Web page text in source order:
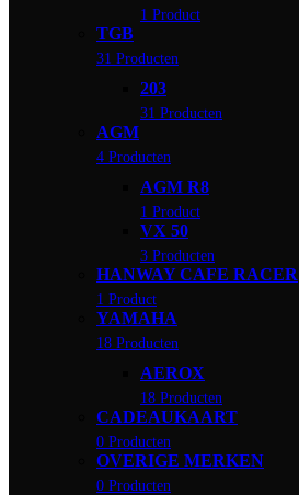
1 Product
TGB
31 Producten
203
31 Producten
AGM
4 Producten
AGM R8
1 Product
VX 50
3 Producten
HANWAY CAFE RACER
1 Product
YAMAHA
18 Producten
AEROX
18 Producten
CADEAUKAART
0 Producten
OVERIGE MERKEN
0 Producten